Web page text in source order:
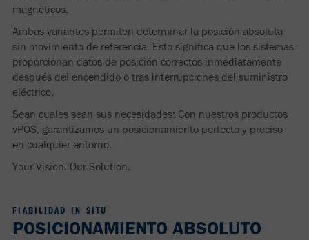
magnéticos.
Ambas variantes permiten determinar la posición absoluta
sin movimiento de referencia. Esto significa que los sistemas
proporcionan datos de posición correctos inmediatamente
después del encendido o tras interrupciones del suministro
eléctrico.
Sean cuales sean sus necesidades: Con nuestros productos
vPOS, garantizamos un posicionamiento perfecto y preciso
en cualquier entorno.
Your Vision. Our Solution.
FIABILIDAD IN SITU
POSICIONAMIENTO ABSOLUTO